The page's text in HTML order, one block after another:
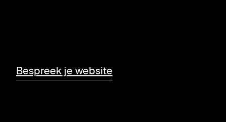
alleen goed uitzien, maar ook
resultaat opleveren: meer
Bespreek je website